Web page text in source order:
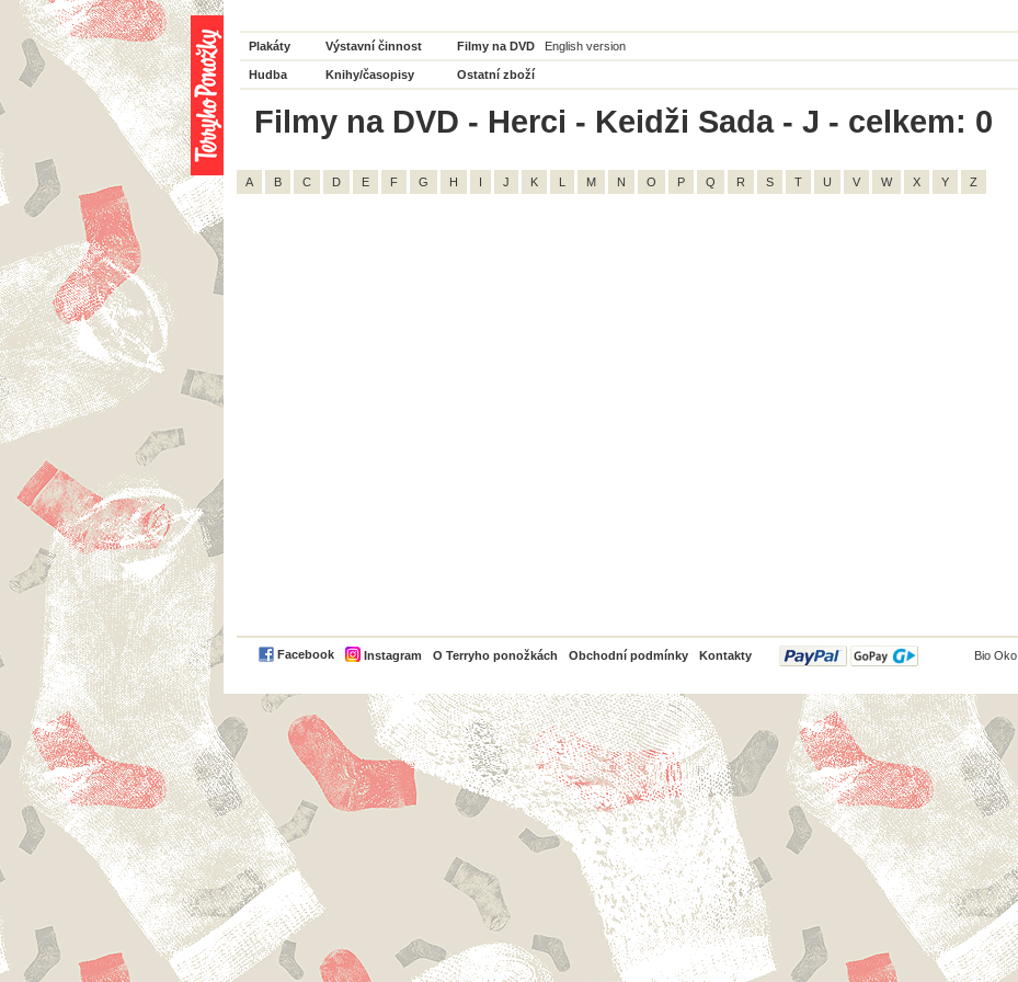
Plakáty Výstavní činnost Filmy na DVD English version
Hudba Knihy/časopisy Ostatní zboží
Filmy na DVD - Herci - Keidži Sada - J - celkem: 0
A B C D E F G H I J K L M N O P Q R S T U V W X Y Z
Facebook Instagram O Terryho ponožkách Obchodní podmínky Kontakty
PayPal Bio Oko